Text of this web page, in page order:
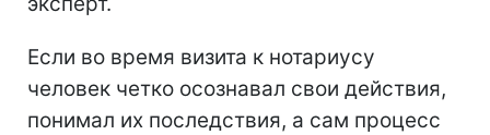
Если во время визита к нотариусу
человек четко осознавал свои действия,
понимал их последствия, а сам процесс